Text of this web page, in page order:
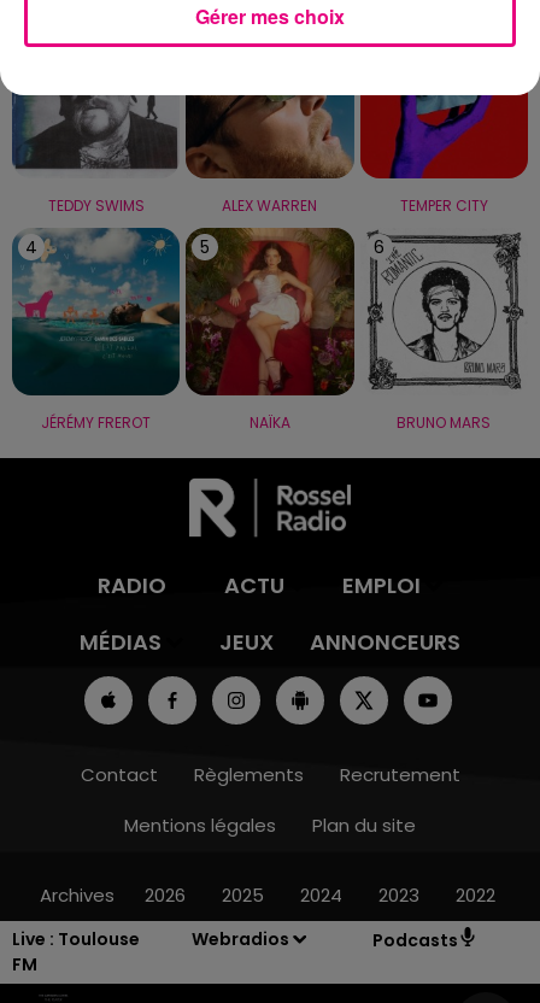
Live : Toulouse
FM
Webradios Podcasts
TEDDY SWIMS
2
ALEX WARREN TEMPER CITY
4
JÉRÉMY FREROT
5
NAÏKA
6
BRUNO MARS
RADIO ACTU
EMPLOI
MÉDIAS
JEUX ANNONCEURS
Contact Règlements
Recrutement
Mentions légales
Plan du site
Archives 2026 2025 2024 2023 2022
Gérer mes choix